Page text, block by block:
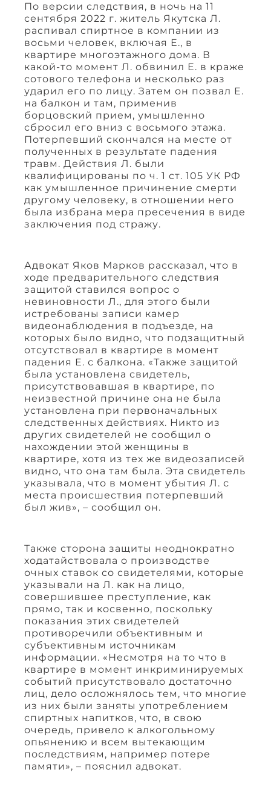
По версии следствия, в ночь на 11
сентября 2022 г. житель Якутска Л.
распивал спиртное в компании из
восьми человек, включая Е., в
квартире многоэтажного дома. В
какой-то момент Л. обвинил Е. в краже
сотового телефона и несколько раз
ударил его по лицу. Затем он позвал Е.
на балкон и там, применив
борцовский прием, умышленно
сбросил его вниз с восьмого этажа.
Потерпевший скончался на месте от
полученных в результате падения
травм. Действия Л. были
квалифицированы по ч. 1 ст. 105 УК РФ
как умышленное причинение смерти
другому человеку, в отношении него
была избрана мера пресечения в виде
заключения под стражу.
Адвокат Яков Марков рассказал, что в
ходе предварительного следствия
защитой ставился вопрос о
невиновности Л., для этого были
истребованы записи камер
видеонаблюдения в подъезде, на
которых было видно, что подзащитный
отсутствовал в квартире в момент
падения Е. с балкона. «Также защитой
была установлена свидетель,
присутствовавшая в квартире, по
неизвестной причине она не была
установлена при первоначальных
следственных действиях. Никто из
других свидетелей не сообщил о
нахождении этой женщины в
квартире, хотя из тех же видеозаписей
видно, что она там была. Эта свидетель
указывала, что в момент убытия Л. с
места происшествия потерпевший
был жив», – сообщил он.
Также сторона защиты неоднократно
ходатайствовала о производстве
очных ставок со свидетелями, которые
указывали на Л. как на лицо,
совершившее преступление, как
прямо, так и косвенно, поскольку
показания этих свидетелей
противоречили объективным и
субъективным источникам
информации. «Несмотря на то что в
квартире в момент инкриминируемых
событий присутствовало достаточно
лиц, дело осложнялось тем, что многие
из них были заняты употреблением
спиртных напитков, что, в свою
очередь, привело к алкогольному
опьянению и всем вытекающим
последствиям, например потере
памяти», – пояснил адвокат.